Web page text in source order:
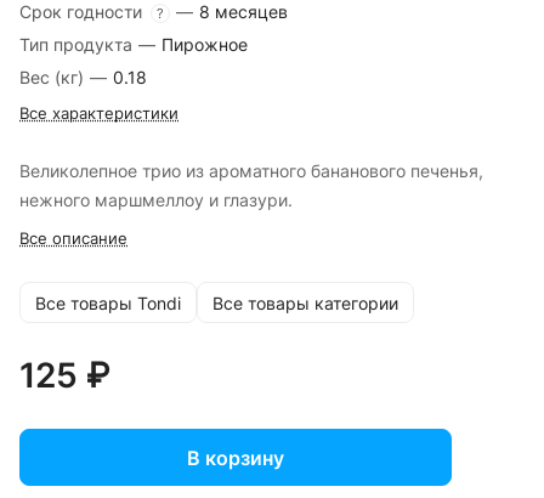
Срок годности
? — 8 месяцев
Тип продукта — Пирожное
Вес (кг) — 0.18
Все характеристики
Великолепное трио из ароматного бананового печенья,
нежного маршмеллоу и глазури.
Все описание
Все товары Tondi Все товары категории
125 ₽
В корзину